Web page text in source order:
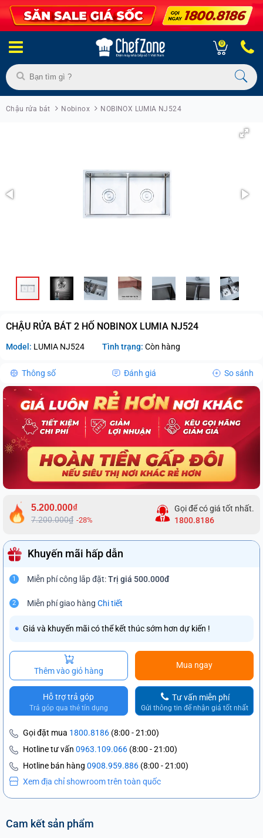
0
Chậu rửa bát Nobinox NOBINOX LUMIA NJ524
CHẬU RỬA BÁT 2 HỐ NOBINOX LUMIA NJ524
Model: LUMIA NJ524 Tình trạng: Còn hàng
Thông số Đánh giá So sánh
5.200.000₫
7.200.000₫ -28%
Gọi để có giá tốt nhất.
1800.8186
Khuyến mãi hấp dẫn
1 Miễn phí công lắp đặt:Trị giá 500.000đ
2 Miễn phí giao hàng Chi tiết
Giá và khuyến mãi có thể kết thúc sớm hơn dự kiến !
Thêm vào giỏ hàng
Mua ngay
Hỗ trợ trả góp
Trả góp qua thẻ tín dụng
Tư vấn miễn phí
Gửi thông tin để nhận giá tốt nhất
Gọi đặt mua 1800.8186 (8:00 - 21:00)
Hotline tư vấn 0963.109.066 (8:00 - 21:00)
Hotline bán hàng 0908.959.886 (8:00 - 21:00)
Xem địa chỉ showroom trên toàn quốc
Cam kết sản phẩm